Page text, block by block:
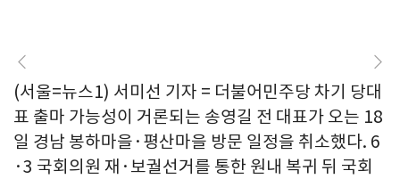
(서울=뉴스1) 서미선 기자 = 더불어민주당 차기 당대
표 출마 가능성이 거론되는 송영길 전 대표가 오는 18
일 경남 봉하마을·평산마을 방문 일정을 취소했다. 6
·3 국회의원 재·보궐선거를 통한 원내 복귀 뒤 국회